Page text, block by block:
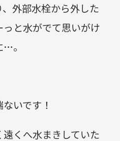
外部水栓から外した
と水がでて思いがけ
。
いです！
くへ水まきしていた